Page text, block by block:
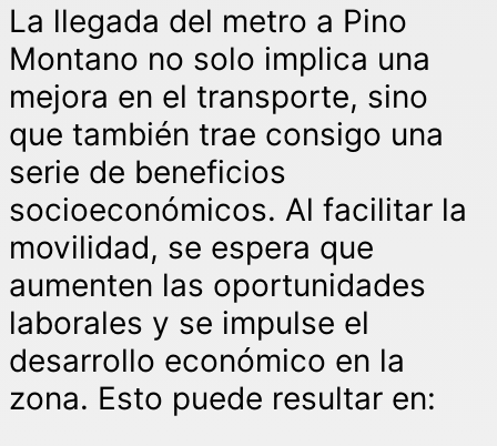
La llegada del metro a Pino
Montano no solo implica una
mejora en el transporte, sino
que también trae consigo una
serie de beneficios
socioeconómicos. Al facilitar la
movilidad, se espera que
aumenten las oportunidades
laborales y se impulse el
desarrollo económico en la
zona. Esto puede resultar en: